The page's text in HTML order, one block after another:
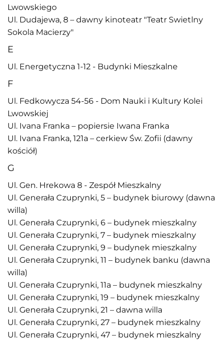
Lwowskiego
Ul. Dudajewa, 8 – dawny kinoteatr "Teatr Swietlny
Sokola Macierzy"
E
Ul. Energetyczna 1-12 - Budynki Mieszkalne
F
Ul. Fedkowycza 54-56 - Dom Nauki i Kultury Kolei
Lwowskiej
Ul. Ivana Franka – popiersie Iwana Franka
Ul. Ivana Franka, 121a – cerkiew Św. Zofii (dawny
kościół)
G
Ul. Gen. Hrekowa 8 - Zespół Mieszkalny
Ul. Generała Czuprynki, 5 – budynek biurowy (dawna
willa)
Ul. Generała Czuprynki, 6 – budynek mieszkalny
Ul. Generała Czuprynki, 7 – budynek mieszkalny
Ul. Generała Czuprynki, 9 – budynek mieszkalny
Ul. Generała Czuprynki, 11 – budynek banku (dawna
willa)
Ul. Generała Czuprynki, 11a – budynek mieszkalny
Ul. Generała Czuprynki, 19 – budynek mieszkalny
Ul. Generała Czuprynki, 21 – dawna willa
Ul. Generała Czuprynki, 27 – budynek mieszkalny
Ul. Generała Czuprynki, 47 – budynek mieszkalny